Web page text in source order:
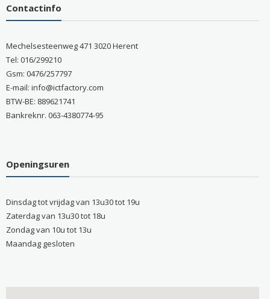
Contactinfo
Mechelsesteenweg 471 3020 Herent
Tel: 016/299210
Gsm: 0476/257797
E-mail: info@ictfactory.com
BTW-BE: 889621741
Bankreknr. 063-4380774-95
Openingsuren
Dinsdag tot vrijdag van 13u30 tot 19u
Zaterdag van 13u30 tot 18u
Zondag van 10u tot 13u
Maandag gesloten